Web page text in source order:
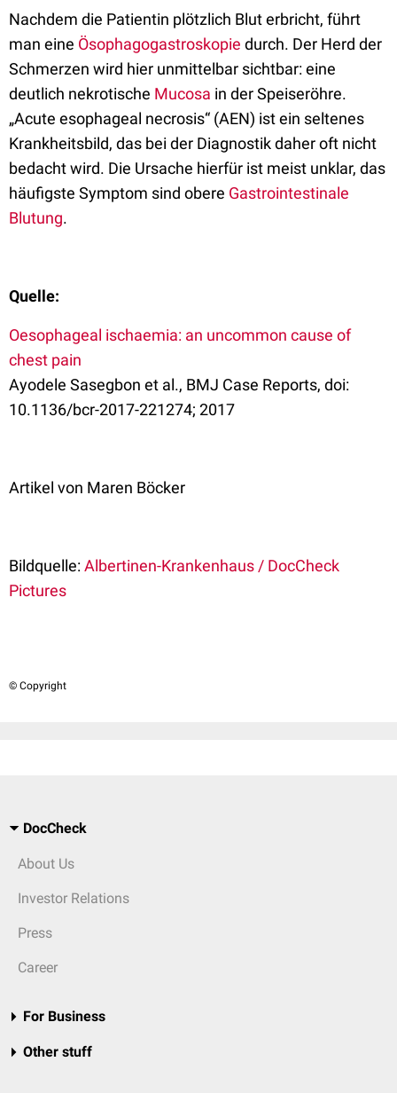
Nachdem die Patientin plötzlich Blut erbricht, führt
man eine Ösophagogastroskopie durch. Der Herd der
Schmerzen wird hier unmittelbar sichtbar: eine
deutlich nekrotische Mucosa in der Speiseröhre.
„Acute esophageal necrosis“ (AEN) ist ein seltenes
Krankheitsbild, das bei der Diagnostik daher oft nicht
bedacht wird. Die Ursache hierfür ist meist unklar, das
häufigste Symptom sind obere Gastrointestinale
Blutung.
Quelle:
Oesophageal ischaemia: an uncommon cause of
chest pain
Ayodele Sasegbon et al., BMJ Case Reports, doi:
10.1136/bcr-2017-221274; 2017
Artikel von Maren Böcker
Bildquelle:Albertinen-Krankenhaus / DocCheck
Pictures
© Copyright
DocCheck
About Us
Investor Relations
Press
Career
For Business
Other stuff